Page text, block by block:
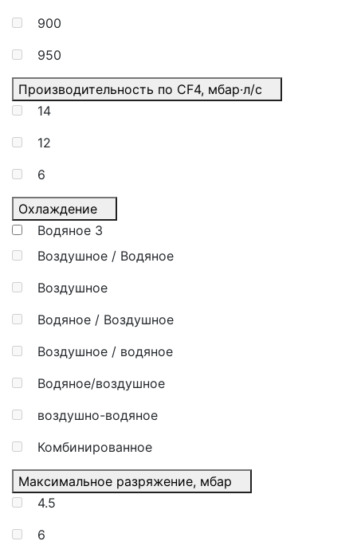
900
950
Производительность по CF4, мбар·л/с
14
12
6
Охлаждение
Водяное 3
Воздушное / Водяное
Воздушное
Водяное / Воздушное
Воздушное / водяное
Водяное/воздушное
воздушно-водяное
Комбинированное
Максимальное разряжение, мбар
4.5
6